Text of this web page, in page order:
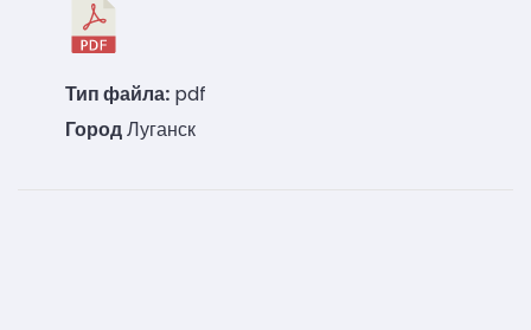
Тип файла: pdf
ГородЛуганск